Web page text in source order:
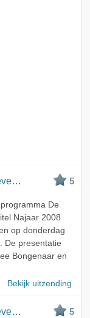
5 5
De
Najaar 2008
op donderdag
De presentatie
Bongenaar en
Bekijk uitzending
4 5